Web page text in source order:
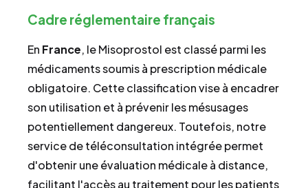
Cadre réglementaire français
En France, le Misoprostol est classé parmi les
médicaments soumis à prescription médicale
obligatoire. Cette classification vise à encadrer
son utilisation et à prévenir les mésusages
potentiellement dangereux. Toutefois, notre
service de téléconsultation intégrée permet
d'obtenir une évaluation médicale à distance,
facilitant l'accès au traitement pour les patients